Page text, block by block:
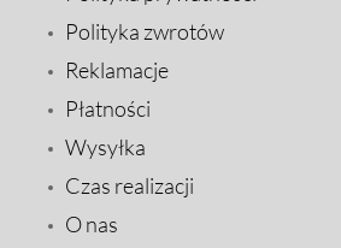
Polityka zwrotów
Reklamacje
Płatności
Wysyłka
Czas realizacji
O nas